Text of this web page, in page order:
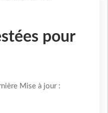
pour
Mise à jour :